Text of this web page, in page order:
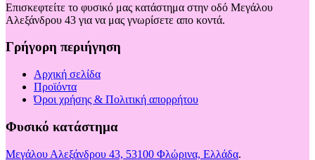
Επισκεφτείτε το φυσικό μας κατάστημα στην οδό Μεγάλου
Αλεξάνδρου 43 για να μας γνωρίσετε απο κοντά.
Γρήγορη περιήγηση
Αρχική σελίδα
Προϊόντα
Όροι χρήσης & Πολιτική απορρήτου
Φυσικό κατάστημα
Μεγάλου Αλεξάνδρου 43, 53100 Φλώρινα, Ελλάδα.